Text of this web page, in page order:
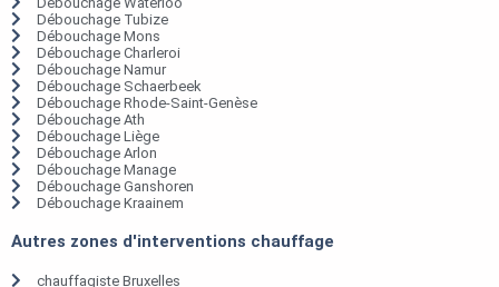
Débouchage Tubize
Débouchage Mons
Débouchage Charleroi
Débouchage Namur
Débouchage Schaerbeek
Débouchage Rhode-Saint-Genèse
Débouchage Ath
Débouchage Liège
Débouchage Arlon
Débouchage Manage
Débouchage Ganshoren
Débouchage Kraainem
Autres zones d'interventions chauffage
chauffagiste Bruxelles